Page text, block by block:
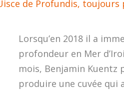
Lorsqu’en 2018 il a
profondeur en Mer
mois, Benjamin Kuentz
produire une cuvée qui